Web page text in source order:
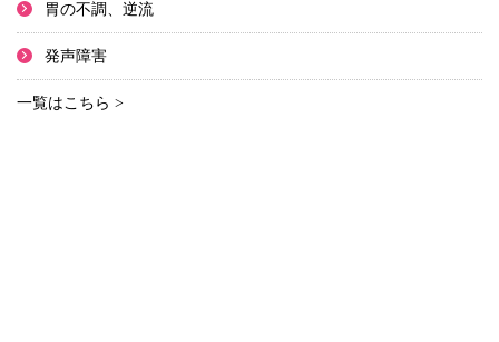
胃の不調、逆流
発声障害
一覧はこちら >